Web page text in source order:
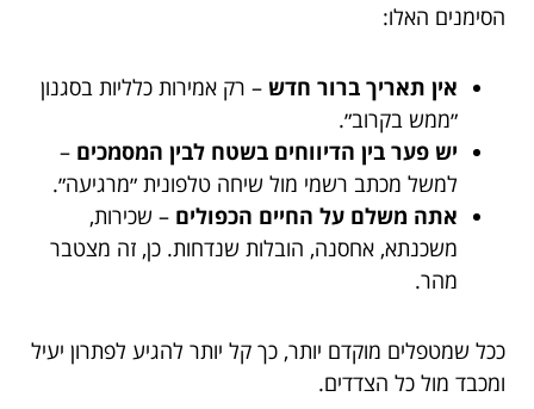
הסימנים האלו:
אין תאריך ברור חדש – רק אמירות כלליות בסגנון
״ממש בקרוב״.
יש פער בין הדיווחים בשטח לבין המסמכים –
למשל מכתב רשמי מול שיחה טלפונית ״מרגיעה״.
אתה משלם על החיים הכפולים – שכירות,
משכנתא, אחסנה, הובלות שנדחות. כן, זה מצטבר
מהר.
ככל שמטפלים מוקדם יותר, כך קל יותר להגיע לפתרון יעיל
ומכבד מול כל הצדדים.